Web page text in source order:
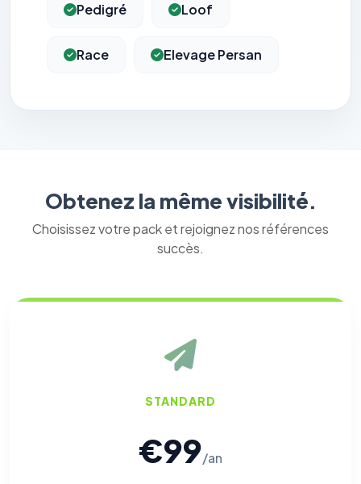
Pedigré Loof
Race Elevage Persan
Obtenez la même visibilité.
Choisissez votre pack et rejoignez nos références
succès.
STANDARD
€99/an